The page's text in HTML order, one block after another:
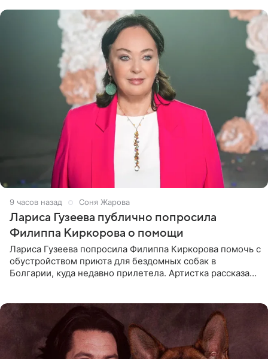
9 часов назад Соня Жарова
Лариса Гузеева публично попросила
Филиппа Киркорова о помощи
Лариса Гузеева попросила Филиппа Киркорова помочь с
обустройством приюта для бездомных собак в
Болгарии, куда недавно прилетела. Артистка рассказала